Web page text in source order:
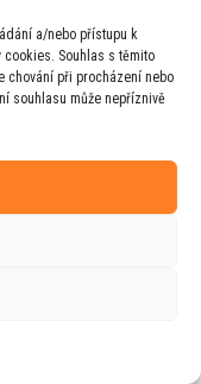
a/nebo přístupu k
Souhlas s těmito
chování při procházení nebo
souhlasu může nepříznivě
s